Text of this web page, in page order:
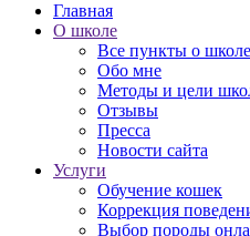
Главная
О школе
Все пункты о школе
Обо мне
Методы и цели
Отзывы
Пресса
Новости сайта
Услуги
Обучение кошек
Коррекция
Выбор породы